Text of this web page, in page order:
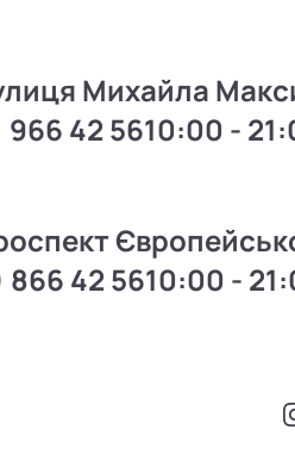
Михайла
42 5610:00 -
42 5610:00 -